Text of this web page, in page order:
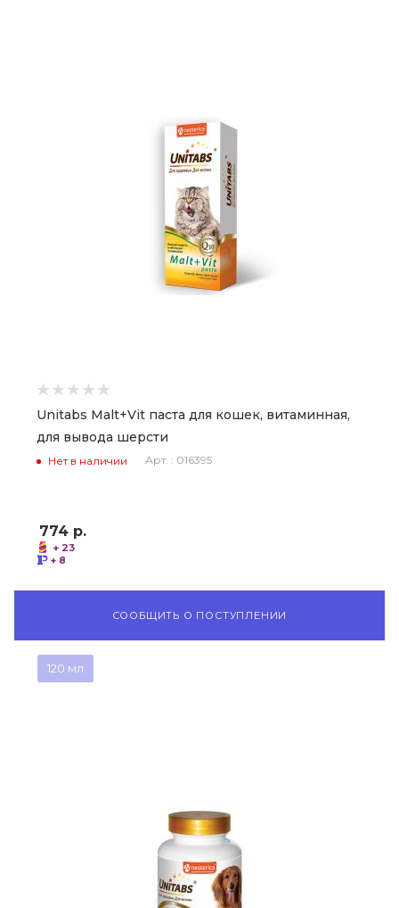
Unitabs Malt+Vit паста для кошек, витаминная,
для вывода шерсти
Нет в наличии Арт. : 016395
774 р.
+ 23
+ 8
СООБЩИТЬ О ПОСТУПЛЕНИИ
120 мл